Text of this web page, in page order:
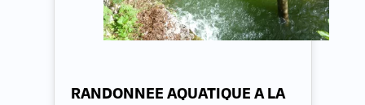
RANDONNEE AQUATIQUE A LA